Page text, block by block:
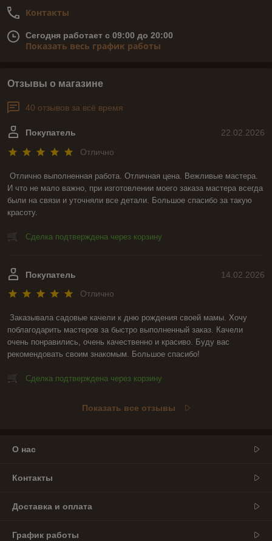
Контакты
Сегодня работает с 09:00 до 20:00
Показать весь график работы
Отзывы о магазине
40 отзывов за всё время
22.02.2026
Покупатель
Отлично
Отлично выполненная работа. Отличная цена. Вежливые мастера.
И что не мало важно, при изготовлении моего заказа мастера всегда
были на связи и уточняли все детали. Большое спасибо за такую
красоту.
Сделка подтверждена через корзину
14.02.2026
Покупатель
Отлично
Заказывала садовые качели к дню рождения своей мамы. Хочу
поблагодарить мастеров за быстро выполненный заказ. Качели
очень понравились, очень качественно и красиво. Буду вас
рекомендовать своим знакомым. Большое спасибо!
Сделка подтверждена через корзину
Показать все отзывы
О нас
Контакты
Доставка и оплата
График работы